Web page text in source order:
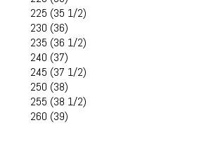
225 (35 1/2)
230 (36)
235 (36 1/2)
240 (37)
245 (37 1/2)
250 (38)
255 (38 1/2)
260 (39)